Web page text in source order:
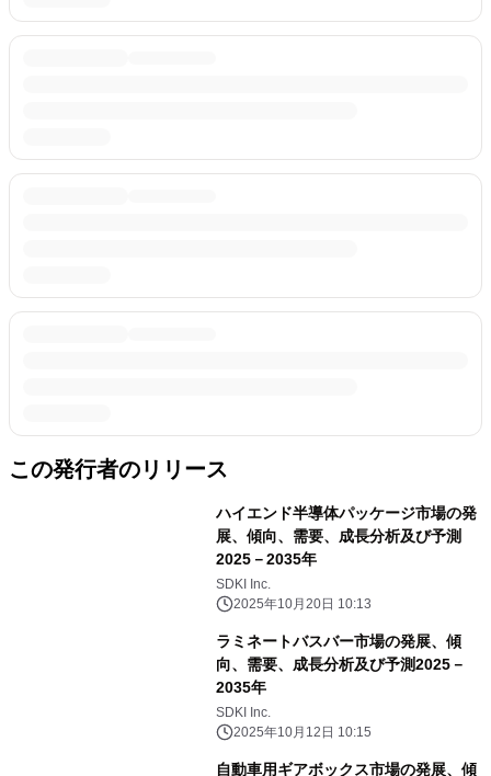
この発行者のリリース
ハイエンド半導体パッケージ市場の発
展、傾向、需要、成長分析及び予測
2025－2035年
SDKI Inc.
2025年10月20日 10:13
ラミネートバスバー市場の発展、傾
向、需要、成長分析及び予測2025－
2035年
SDKI Inc.
2025年10月12日 10:15
自動車用ギアボックス市場の発展、傾